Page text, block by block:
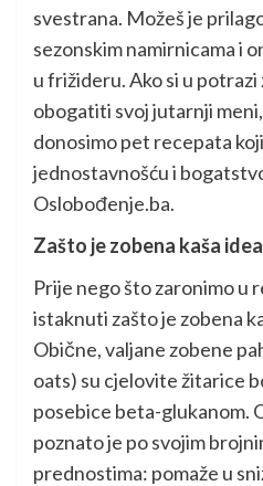
svestrana. Možeš je
sezonskim namirnicama i
u frižideru. Ako si u potrazi
obogatiti svoj jutarnji
donosimo pet recepata
jednostavnošću i
Oslobođenje.ba.
Zašto je zobena kaša
Prije nego što zaronimo u
istaknuti zašto je zobena
Obične, valjane zobene
oats) su cjelovite žitarice
posebice beta-glukanom.
poznato je po svojim
prednostima: pomaže u